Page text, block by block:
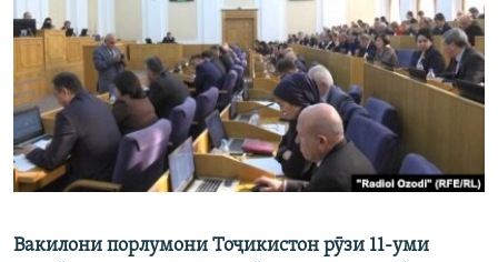
ГУЗОРИШҲОИ РАДИОӢ
Русский
ПАЙГИРӢ КУНЕД
Ҳамаи сомонаҳои RFE/RL
Вакилони порлумони Тоҷикистон рӯзи 11-уми